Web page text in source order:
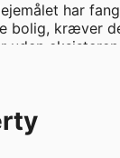
har
bolig, kræver
uden